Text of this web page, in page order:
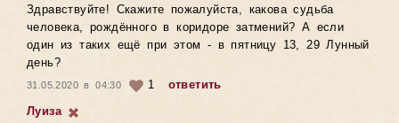
Здравствуйте! Скажите пожалуйста, какова судьба
человека, рождённого в коридоре затмений? А если
один из таких ещё при этом - в пятницу 13, 29 Лунный
день?
31.05.2020 в 04:30 1
ответить
Луиза